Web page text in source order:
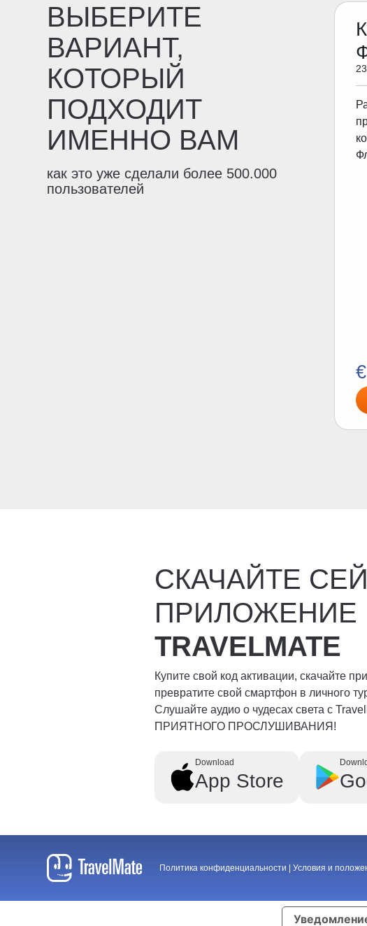
ВЫБЕРИТЕ
ВАРИАНТ,
КОТОРЫЙ
ПОДХОДИТ
ИМЕННО ВАМ
как это уже сделали более 500.000
пользователей
СКАЧАЙТЕ
ПРИЛОЖЕНИЕ
TRAVELMATE
Купите свой код активации, скачайте
превратите свой смартфон в личного
Слушайте аудио о чудесах света с
ПРИЯТНОГО ПРОСЛУШИВАНИЯ!
Download
App Store
Политика конфиденциальности Условия и